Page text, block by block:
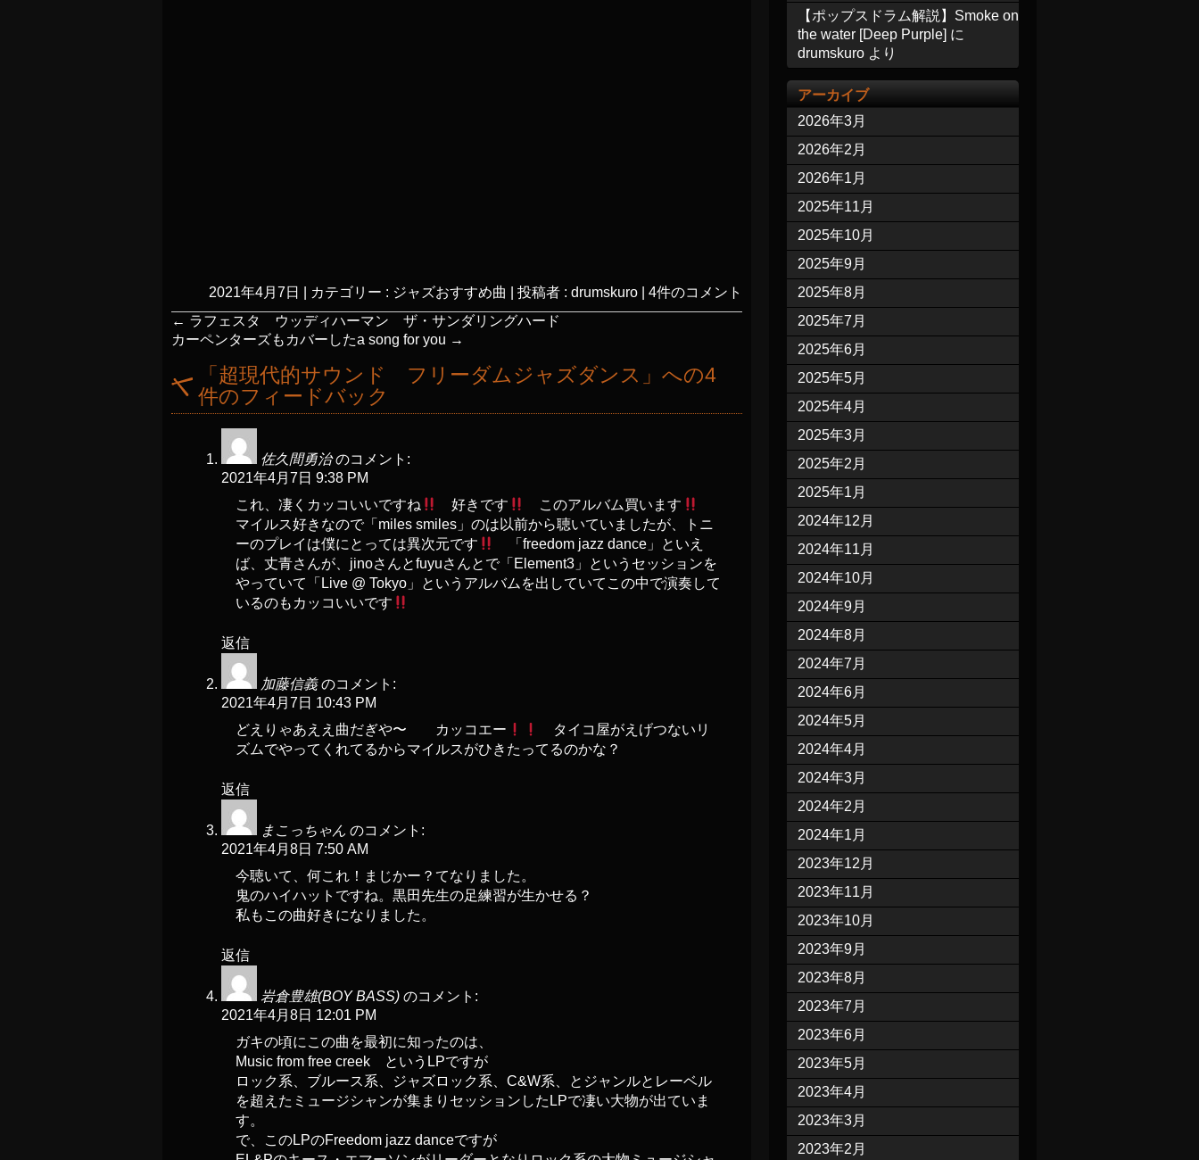
2021年4月7日 カテゴリー : ジャズおすすめ曲 投稿者 : drumskuro
4件のコメント
← ラフェスタ ウッディハーマン ザ・サンダリングハード
カーペンターズもカバーしたa song for you →
「 超現代的サウンド フリーダムジャズダンス 」への4
件のフィードバック
佐久間勇治 のコメント:
2021年4月7日 9:38 PM
これ、凄くカッコいいですね
好きです
このアルバム買います
マイルス好きなので「miles smiles」のは以前から聴いていましたが、トニ
ーのプレイは僕にとっては異次元です
「freedom jazz dance」といえ
ば、丈青さんが、jinoさんとfuyuさんとで「Element3」というセッションを
やっていて「Live @ Tokyo」というアルバムを出していてこの中で演奏して
いるのもカッコいいです
返信
加藤信義 のコメント:
2021年4月7日 10:43 PM
どえりゃあええ曲だぎや〜 カッコエー
タイコ屋がえげつないリ
ズムでやってくれてるからマイルスがひきたってるのかな？
返信
まこっちゃん のコメント:
2021年4月8日 7:50 AM
今聴いて、何これ！まじかー？てなりました。
鬼のハイハットですね。黒田先生の足練習が生かせる？
私もこの曲好きになりました。
返信
岩倉豊雄(BOY BASS) のコメント:
2021年4月8日 12:01 PM
ガキの頃にこの曲を最初に知ったのは、
Music from free creek というLPですが
ロック系、ブルース系、ジャズロック系、C&W系、とジャンルとレーベル
を超えたミュージシャンが集まりセッションしたLPで凄い大物が出ていま
す。
で、このLPのFreedom jazz danceですが
【ポップスドラム解説】Smoke on
the water [Deep Purple] に
drumskuro より
アーカイブ
2026年3月
2026年2月
2026年1月
2025年11月
2025年10月
2025年9月
2025年8月
2025年7月
2025年6月
2025年5月
2025年4月
2025年3月
2025年2月
2025年1月
2024年12月
2024年11月
2024年10月
2024年9月
2024年8月
2024年7月
2024年6月
2024年5月
2024年4月
2024年3月
2024年2月
2024年1月
2023年12月
2023年11月
2023年10月
2023年9月
2023年8月
2023年7月
2023年6月
2023年5月
2023年4月
2023年3月
2023年2月